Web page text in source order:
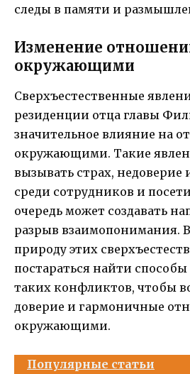
следы в памяти и
Изменение
окружающими
Сверхъестественные
резиденции отца главы
значительное влияние на
окружающими. Такие
вызывать страх, недоверие
среди сотрудников и
очередь может создавать
разрыв взаимопонимания.
природу этих
постараться найти
таких конфликтов, чтобы
доверие и гармоничные
окружающими.
Популярные статьи